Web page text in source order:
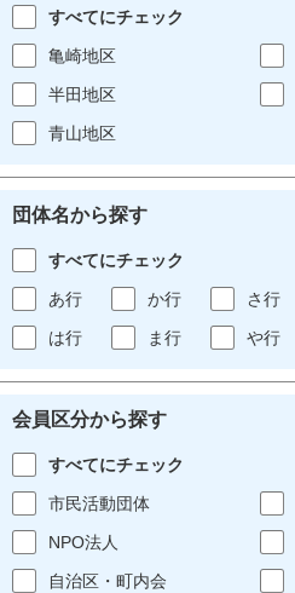
すべてにチェック
亀崎地区
半田地区
青山地区
団体名から探す
すべてにチェック
あ行
か行 さ行
は行
ま行 や行
会員区分から探す
すべてにチェック
市民活動団体
NPO法人
自治区・町内会